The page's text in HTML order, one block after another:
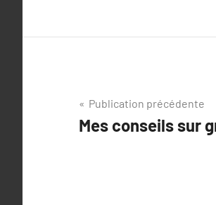
Navigation
de
Publication précédente
Mes conseils sur